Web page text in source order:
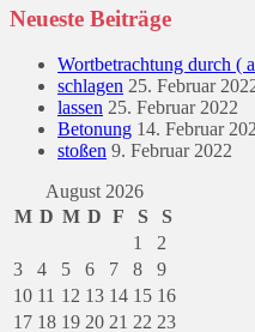
Neueste Beiträge
Wortbetrachtung durch (
schlagen 25. Februar
lassen 25. Februar 2022
Betonung 14. Februar
stoßen 9. Februar 2022
August 2026
M D M D F S
S
1
2
3
4 5 6 7 8
9
10 11 12 13 14 15 16
17 18 19 20 21 22 23